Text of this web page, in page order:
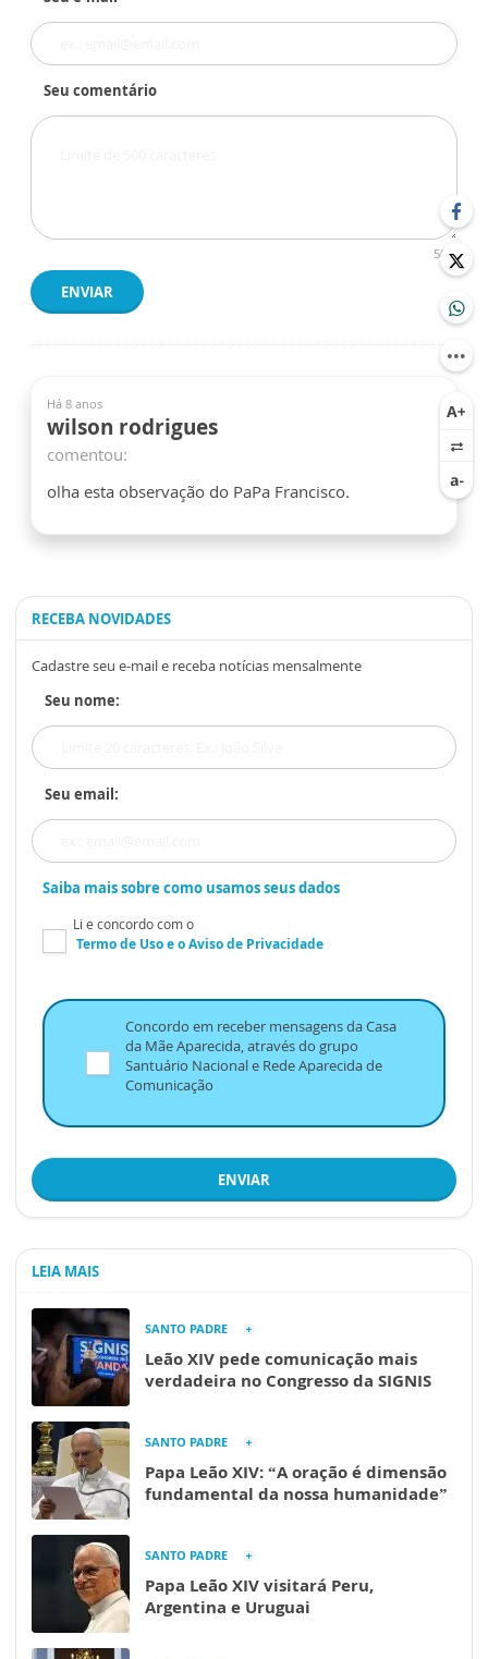
Seu comentário
500
ENVIAR
Há 8 anos
wilson rodrigues
comentou:
olha esta observação do PaPa Francisco.
RECEBA NOVIDADES
Cadastre seu e-mail e receba notícias mensalmente
Seu nome:
Seu email:
Saiba mais sobre como usamos seus dados
Li e concordo com o
Termo de Usoe oAviso de Privacidade
Concordo em receber mensagens da Casa
da Mãe Aparecida, através do grupo
Santuário Nacional e Rede Aparecida de
Comunicação
ENVIAR
LEIA MAIS
SANTO PADRE
Leão XIV pede comunicação mais
verdadeira no Congresso da SIGNIS
SANTO PADRE
Papa Leão XIV: “A oração é dimensão
fundamental da nossa humanidade”
SANTO PADRE
Papa Leão XIV visitará Peru,
Argentina e Uruguai